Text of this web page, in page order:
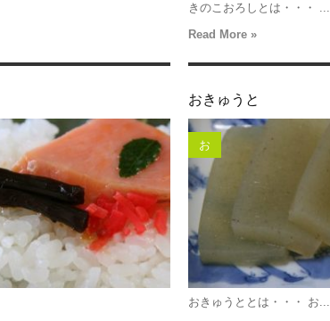
きのこおろしとは・・・ ...
Read More »
おきゅうと
お
おきゅうととは・・・ お...